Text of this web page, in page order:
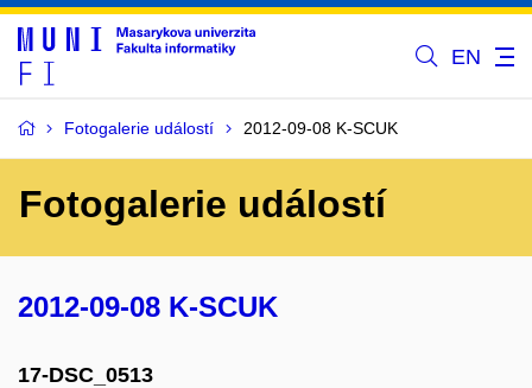
EN
Fotogalerie událostí 2012-09-08 K-SCUK
Fotogalerie událostí
2012-09-08 K-SCUK
17-DSC_0513